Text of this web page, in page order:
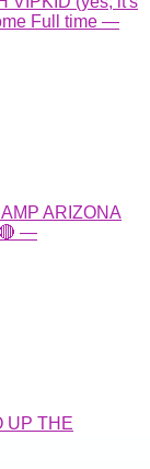
Full time —
ARIZONA
—
THE